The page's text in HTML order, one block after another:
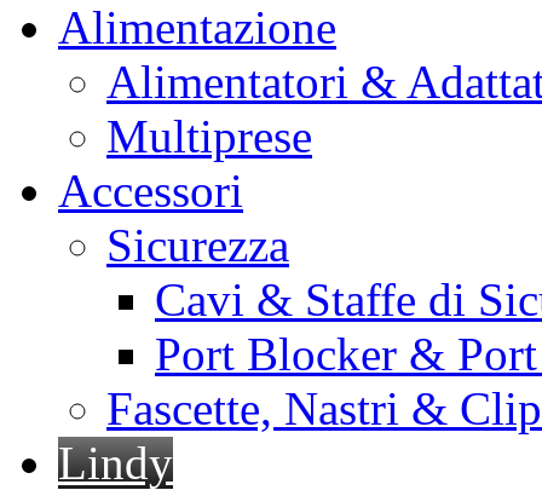
Alimentazione
Alimentatori &
Multiprese
Accessori
Sicurezza
Cavi & Staffe di
Port Blocker &
Fascette, Nastri &
Lindy